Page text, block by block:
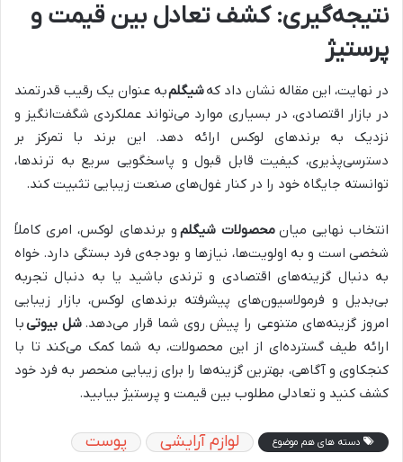
نتیجه‌گیری: کشف تعادل بین قیمت و
پرستیژ
در نهایت، این مقاله نشان داد کهشیگلمبه عنوان یک رقیب قدرتمند
در بازار اقتصادی، در بسیاری موارد می‌تواند عملکردی شگفت‌انگیز و
نزدیک به برندهای لوکس ارائه دهد. این برند با تمرکز بر
دسترسی‌پذیری، کیفیت قابل قبول و پاسخگویی سریع به ترندها،
توانسته جایگاه خود را در کنار غول‌های صنعت زیبایی تثبیت کند.
انتخاب نهایی میان محصولات شیگلم و برندهای لوکس، امری کاملاً
شخصی است و به اولویت‌ها، نیازها و بودجه‌ی فرد بستگی دارد. خواه
به دنبال گزینه‌های اقتصادی و ترندی باشید یا به دنبال تجربه
بی‌بدیل و فرمولاسیون‌های پیشرفته برندهای لوکس، بازار زیبایی
امروز گزینه‌های متنوعی را پیش روی شما قرار می‌دهد. شل بیوتیبا
ارائه طیف گسترده‌ای از این محصولات، به شما کمک می‌کند تا با
کنجکاوی و آگاهی، بهترین گزینه‌ها را برای زیبایی منحصر به فرد خود
کشف کنید و تعادلی مطلوب بین قیمت و پرستیژ بیابید.
دسته های هم موضوع لوازم آرایشی پوست